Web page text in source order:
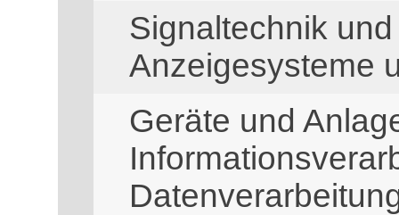
Signaltechnik
Anzeigesysteme
Geräte und